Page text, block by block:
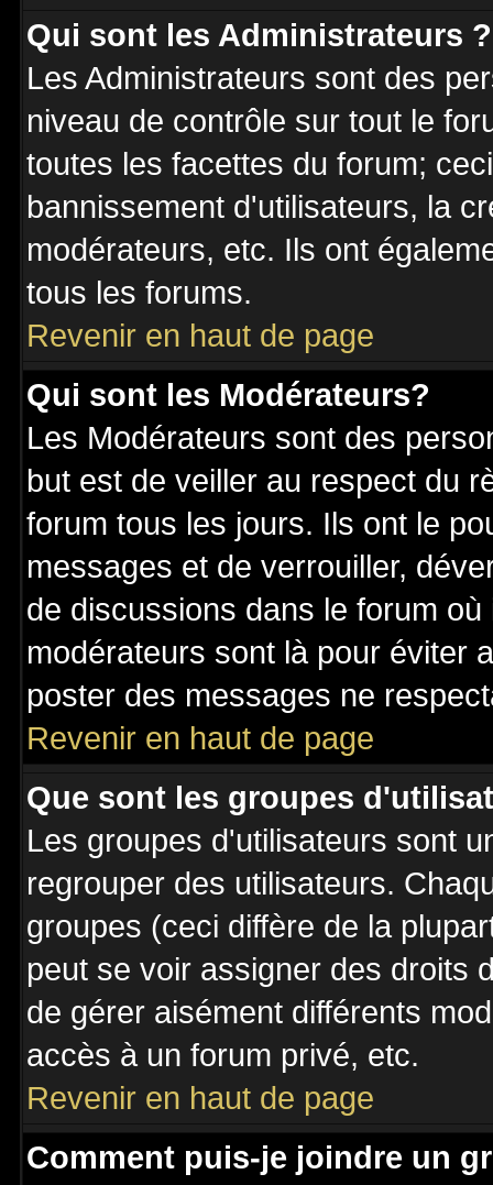
Qui sont les Administrateurs ?
Les Administrateurs sont des
niveau de contrôle sur tout le
toutes les facettes du forum;
bannissement d'utilisateurs, la
modérateurs, etc. Ils ont
tous les forums.
Revenir en haut de page
Qui sont les Modérateurs?
Les Modérateurs sont des
but est de veiller au respect du
forum tous les jours. Ils ont le
messages et de verrouiller,
de discussions dans le forum
modérateurs sont là pour éviter
poster des messages ne
Revenir en haut de page
Que sont les groupes
Les groupes d'utilisateurs sont
regrouper des utilisateurs.
groupes (ceci diffère de la
peut se voir assigner des droits
de gérer aisément différents
accès à un forum privé, etc.
Revenir en haut de page
Comment puis-je joindre un